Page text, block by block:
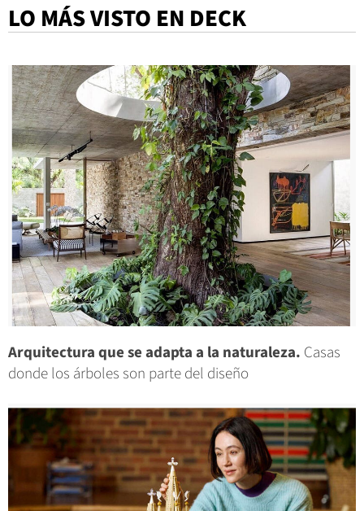
LO MÁS VISTO EN DECK
Arquitectura que se adapta a la naturaleza. Casas
donde los árboles son parte del diseño